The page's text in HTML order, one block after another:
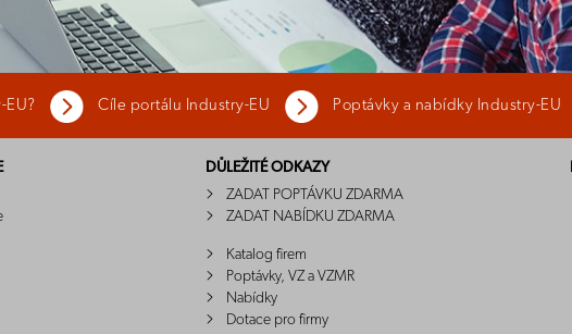
EU? Cíle portálu Industry-EU Poptávky a nabídky Industry-EU
DŮLEŽITÉ ODKAZY
ZADAT POPTÁVKU ZDARMA
ZADAT NABÍDKU ZDARMA
Katalog firem
Poptávky, VZ a VZMR
Nabídky
Dotace pro firmy